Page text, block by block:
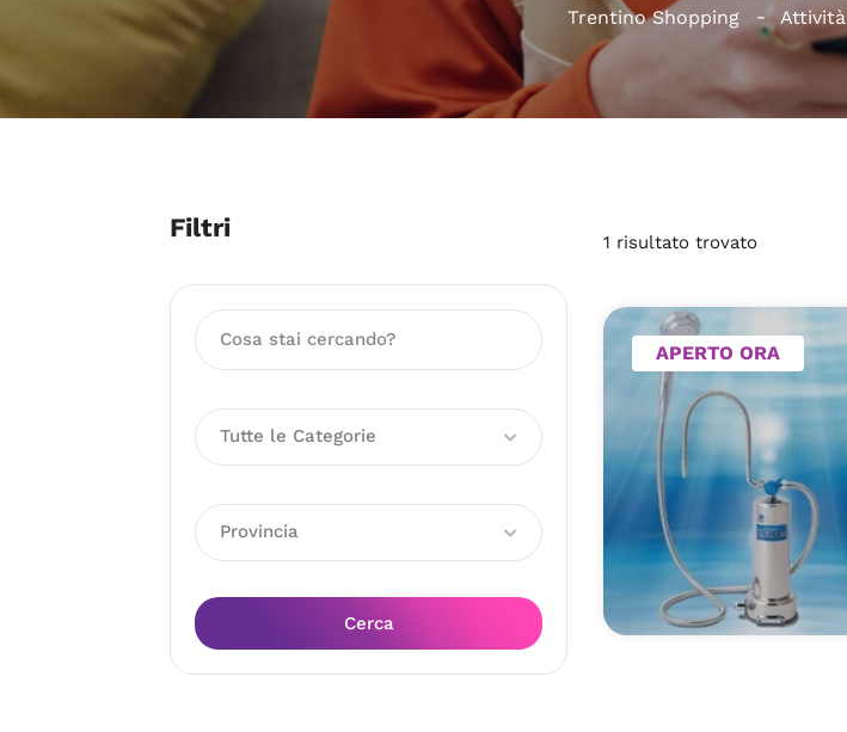
Trentino Shopping Attività
Filtri
Tutte le Categorie
Provincia
Cerca
1 risultato trovato
APERTO ORA